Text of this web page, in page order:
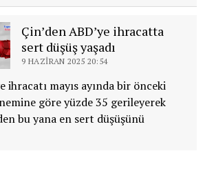
Çin’den ABD’ye ihracatta
sert düşüş yaşadı
9 HAZIRAN 2025 20:54
ihracatı mayıs ayında bir önceki
göre yüzde 35 gerileyerek
bu yana en sert düşüşünü